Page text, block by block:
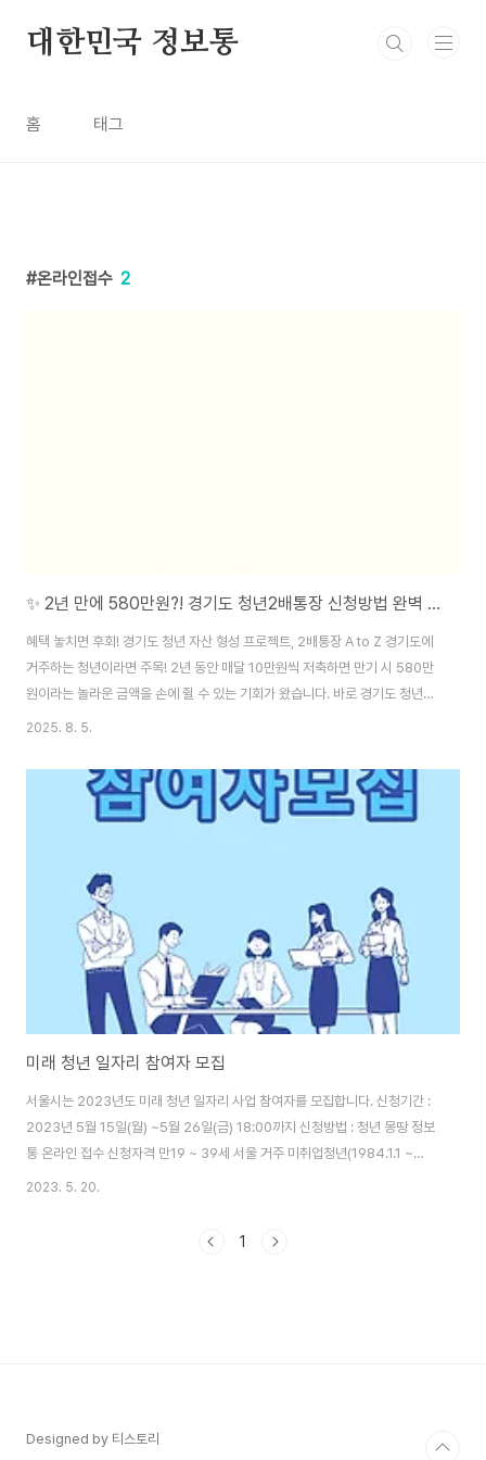
대한민국 정보통
홈 태그
온라인접수 2
✨ 2년 만에 580만원?! 경기도 청년2배통장 신청방법 완벽 가이드 (대상, 기간, 핵심정보 총정리) ✨
혜택 놓치면 후회! 경기도 청년 자산 형성 프로젝트, 2배통장 A to Z 경기도에
거주하는 청년이라면 주목! 2년 동안 매달 10만원씩 저축하면 만기 시 580만
원이라는 놀라운 금액을 손에 쥘 수 있는 기회가 왔습니다. 바로 경기도 청년2
배통장 제도인데요. 잊지 마세요! 신청 기간을 놓치면 이 혜택을 누릴 수 없습니
리겠습니다.1. 경기도 청년2배통장: 왜 놓치면 안 될까? 💰매달 10만원 저축
시, 경기도에서 동일 금액인 10만원을 추가 지원해주는 꿈같은 제도입니다. 2
년 후에는 현금 480만원 + 지역화폐 100만원 = 총 580만원을 수령하게 되
2025. 8. 5.
미래 청년 일자리 참여자 모집
서울시는 2023년도 미래 청년 일자리 사업 참여자를 모집합니다. 신청기간 :
2023년 5월 15일(월) ~5월 26일(금) 18:00까지 신청방법 : 청년 몽땅 정보
통 온라인 접수 신청자격 만19 ~ 39세 서울 거주 미취업청년(1984.1.1 ~
2003.12.32.출생) 모집내용 신산업분야 203개 기업에서 약 600명 청년모
2023. 5. 20.
1
Designed by 티스토리